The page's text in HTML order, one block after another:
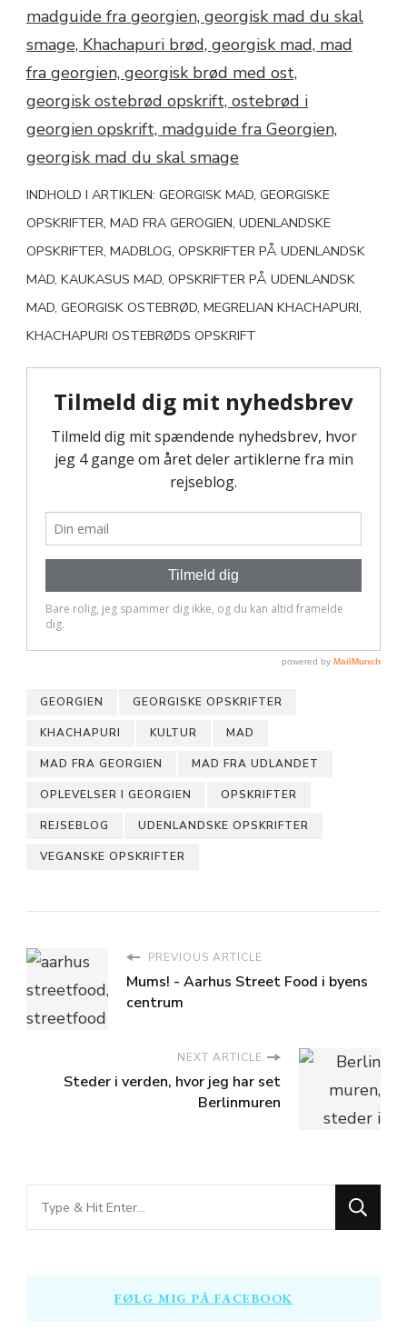
INDHOLD I ARTIKLEN: GEORGISK MAD, GEORGISKE
OPSKRIFTER, MAD FRA GEROGIEN, UDENLANDSKE
OPSKRIFTER, MADBLOG, OPSKRIFTER PÅ UDENLANDSK
MAD, KAUKASUS MAD, OPSKRIFTER PÅ UDENLANDSK
MAD, GEORGISK OSTEBRØD, MEGRELIAN KHACHAPURI,
KHACHAPURI OSTEBRØDS OPSKRIFT
GEORGIEN GEORGISKE OPSKRIFTER
KHACHAPURI KULTUR MAD
MAD FRA GEORGIEN MAD FRA UDLANDET
OPLEVELSER I GEORGIEN OPSKRIFTER
REJSEBLOG UDENLANDSKE OPSKRIFTER
VEGANSKE OPSKRIFTER
PREVIOUS ARTICLE
Mums! - Aarhus Street Food i byens
centrum
NEXT ARTICLE
Steder i verden, hvor jeg har set
Berlinmuren
Looking
for
FØLG MIG PÅ FACEBOOK